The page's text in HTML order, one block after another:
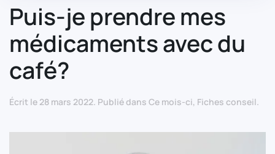
Puis-je prendre mes
médicaments avec du
café?
Écrit le 28 mars 2022. Publié dans Ce mois-ci, Fiches conseil.